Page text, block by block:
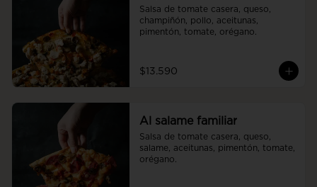
Salsa de tomate casera, queso,
champiñón, pollo, aceitunas,
pimentón, tomate, orégano.
$13.590
Al salame familiar
Salsa de tomate casera, queso,
salame, aceitunas, pimentón, tomate,
orégano.